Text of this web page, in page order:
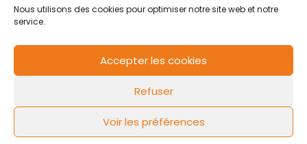
Nous utilisons des cookies pour optimiser notre site web et notre
service.
Accepter les cookies
Refuser
Voir les préférences
Mentions légales Politique de cookies
FLOW44